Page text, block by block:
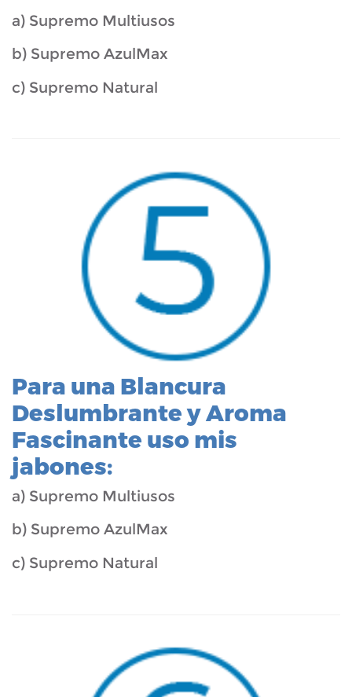
a) Supremo Multiusos
b) Supremo AzulMax
c) Supremo Natural
Para una Blancura
Deslumbrante y Aroma
Fascinante uso mis
jabones:
a) Supremo Multiusos
b) Supremo AzulMax
c) Supremo Natural